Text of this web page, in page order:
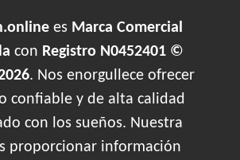
es Marca Comercial
con Registro N0452401 ©
. Nos enorgullece ofrecer
confiable y de alta calidad
con los sueños. Nuestra
proporcionar información